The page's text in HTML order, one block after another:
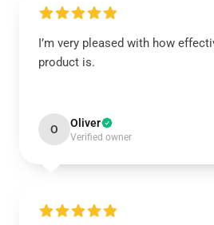
I’m very pleased with how
product is.
O Oliver
Verified owner